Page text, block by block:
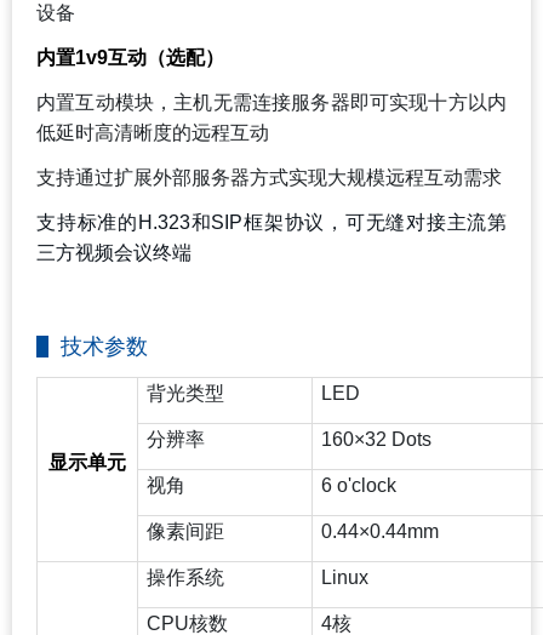
设备
内置1v9互动（选配）
内置互动模块，主机无需连接服务器即可实现十方以内
低延时高清晰度的远程互动
支持通过扩展外部服务器方式实现大规模远程互动需求
支持标准的H.323和SIP框架协议，可无缝对接主流第
三方视频会议终端
技术参数
显示单元
背光类型 LED
分辨率 160×32 Dots
视角 6 o'clock
像素间距 0.44×0.44mm
操作系统 Linux
CPU核数 4核